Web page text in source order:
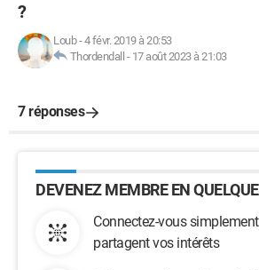
?
Loub-4 févr. 2019 à 20:53
Thordendall - 17 août 2023 à 21:03
7 réponses
DEVENEZ MEMBRE EN
Connectez-vous
partagent vos intérêts